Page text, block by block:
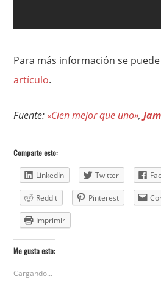
Para más información se
artículo.
Fuente:«Cien mejor que uno»,
Comparte esto:
LinkedIn Twitter
Reddit Pinterest
Imprimir
Me gusta esto:
Cargando...